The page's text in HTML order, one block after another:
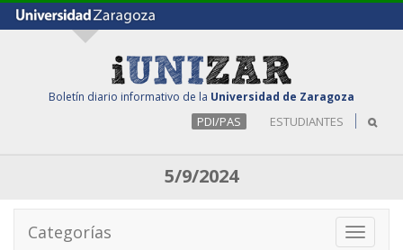
Boletín diario informativo de la Universidad de Zaragoza
PDI/PAS ESTUDIANTES
5/9/2024
Toggle
Categorías